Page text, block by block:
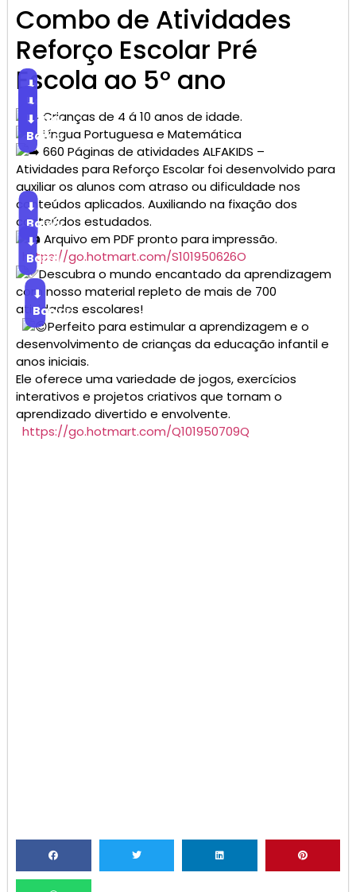
Combo de Atividades
Reforço Escolar Pré
Escola ao 5° ano
⬇
Baixar
Crianças de 4 á 10 anos de idade.
⬇
Baixar
Língua Portuguesa e Matemática
⬇
Baixar
660 Páginas de atividades ALFAKIDS –
Atividades para Reforço Escolar foi desenvolvido para
auxiliar os alunos com atraso ou dificuldade nos
conteúdos aplicados. Auxiliando na fixação dos
conteúdos estudados.
⬇
Baixar
Arquivo em PDF pronto para impressão.
https://go.hotmart.com/S101950626O
⬇
Baixar
Descubra o mundo encantado da aprendizagem
com nosso material repleto de mais de 700
atividades escolares!
⬇
Baixar
Perfeito para estimular a aprendizagem e o
desenvolvimento de crianças da educação infantil e
anos iniciais.
Ele oferece uma variedade de jogos, exercícios
interativos e projetos criativos que tornam o
aprendizado divertido e envolvente.
https://go.hotmart.com/Q101950709Q